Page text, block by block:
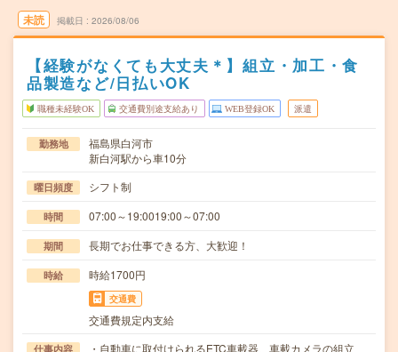
未読 掲載日 2026/08/06
【経験がなくても大丈夫＊】組立・加工・食
品製造など/日払いOK
職種未経験OK 交通費別途支給あり WEB登録OK 派遣
勤務地
福島県白河市
新白河駅から車10分
曜日頻度 シフト制
時間 07:00～19:0019:00～07:00
期間 長期でお仕事できる方、大歓迎！
時給 時給1700円
交通費
交通費規定内支給
仕事内容
・自動車に取付けられるETC車載器、車載カメラの組立